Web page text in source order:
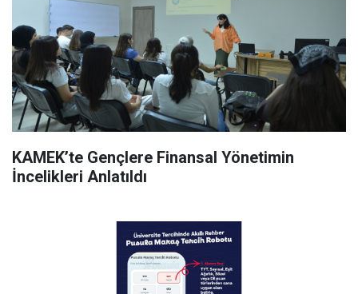
KAMEK’te Gençlere Finansal Yönetimin
İncelikleri Anlatıldı